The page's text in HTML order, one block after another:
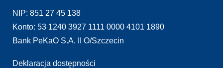
NIP: 851 27 45 138
Konto: 53 1240 3927 1111 0000 4101 1890
Bank PeKaO S.A. II O/Szczecin
Deklaracja dostępności